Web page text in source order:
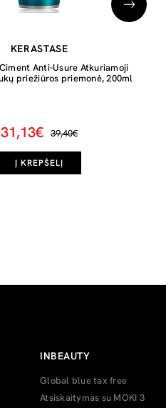
KERASTASE
Anti-Usure Atkuriamoji
priežiūros priemonė, 200ml
31,13€ 39,40€
Į KREPŠELĮ
INBEAUTY
Global blue tax free
Atsiskaitymas su MOKI 3